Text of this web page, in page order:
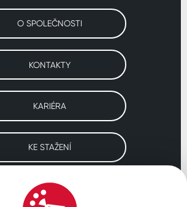
O SPOLEČNOSTI
KONTAKTY
KARIÉRA
KE STAŽENÍ
Navštivte naše pobočky